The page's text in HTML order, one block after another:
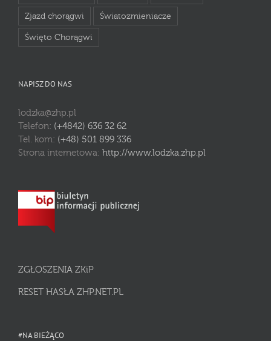
Zjazd chorągwi Światozmieniacze
Święto Chorągwi
NAPISZ DO NAS
lodzka@zhp.pl
Telefon: (+4842) 636 32 62
Tel. kom: (+48) 501 899 336
Strona internetowa: http://www.lodzka.zhp.pl
ZGŁOSZENIA ZKiP
RESET HASŁA ZHP.NET.PL
#NA BIEŻĄCO